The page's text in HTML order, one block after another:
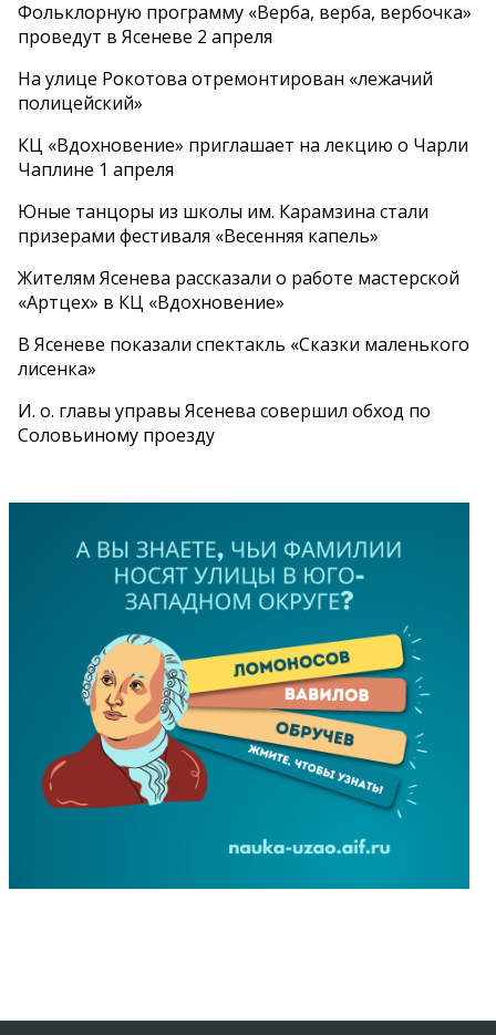
Фольклорную программу «Верба, верба, вербочка»
проведут в Ясеневе 2 апреля
На улице Рокотова отремонтирован «лежачий
полицейский»
КЦ «Вдохновение» приглашает на лекцию о Чарли
Чаплине 1 апреля
Юные танцоры из школы им. Карамзина стали
призерами фестиваля «Весенняя капель»
Жителям Ясенева рассказали о работе мастерской
«Артцех» в КЦ «Вдохновение»
В Ясеневе показали спектакль «Сказки маленького
лисенка»
И. о. главы управы Ясенева совершил обход по
Соловьиному проезду